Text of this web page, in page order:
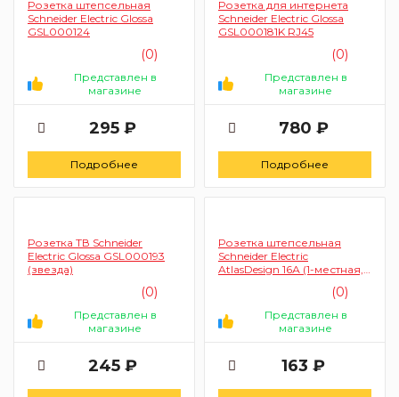
Розетка штепсельная
Schneider Electric Glossa
GSL000124
(0)
Представлен в
магазине
295 ₽
Подробнее
Розетка для интернета
Schneider Electric Glossa
GSL000181K RJ45
(0)
Представлен в
магазине
780 ₽
Подробнее
Розетка ТВ Schneider
Electric Glossa GSL000193
(звезда)
(0)
Представлен в
магазине
245 ₽
Розетка штепсельная
Schneider Electric
AtlasDesign 16А (1-местная,
(0)
Представлен в
магазине
163 ₽